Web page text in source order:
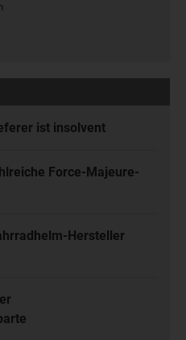
ist insolvent
Force-Majeure-
Hersteller